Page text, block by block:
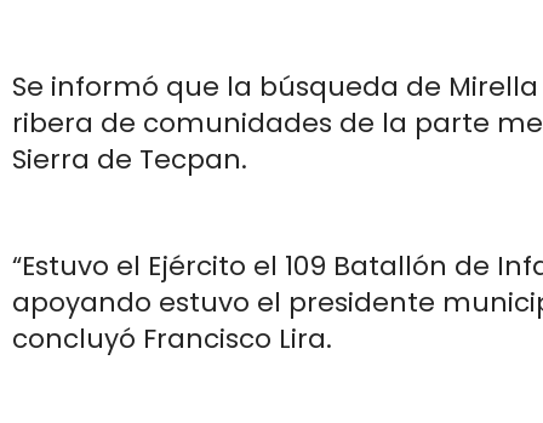
Se informó que la búsqueda de
ribera de comunidades de la parte
Sierra de Tecpan.
“Estuvo el Ejército el 109 Batallón de
apoyando estuvo el presidente
concluyó Francisco Lira.